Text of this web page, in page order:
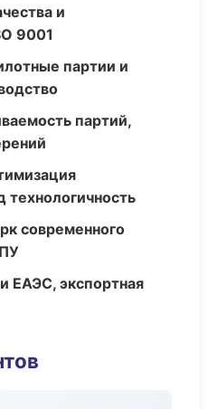
и
9001
партии и
партий,
технологичность
современного
ЕАЭС, экспортная